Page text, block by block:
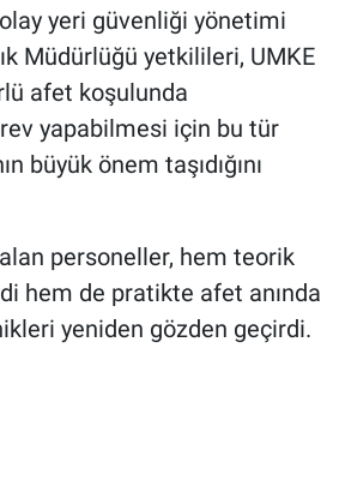
yeri güvenliği yönetimi
Müdürlüğü yetkilileri, UMKE
afet koşulunda
yapabilmesi için bu tür
büyük önem taşıdığını
personeller, hem teorik
hem de pratikte afet anında
yeniden gözden geçirdi.